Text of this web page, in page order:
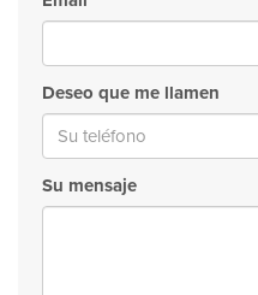
Deseo que me llamen
Su mensaje